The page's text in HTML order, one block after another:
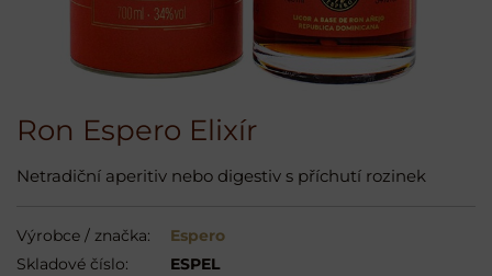
Ron Espero Elixír
Netradiční aperitiv nebo digestiv s příchutí rozinek
Výrobce / značka:
Espero
Skladové číslo:
ESPEL